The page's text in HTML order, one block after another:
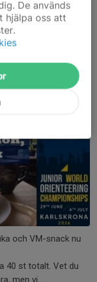
på
och VM-snack nu
40 st totalt. Vet du
men vi...
De används
hjälpa oss att